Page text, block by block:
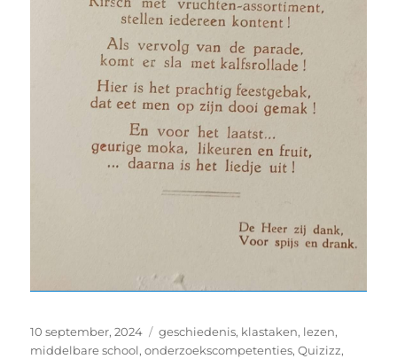
Geplaatst
op
10 september, 2024 Categorieën
geschiedenis, klastaken, lezen,
middelbare school,onderzoekscompetenties,Quizizz,